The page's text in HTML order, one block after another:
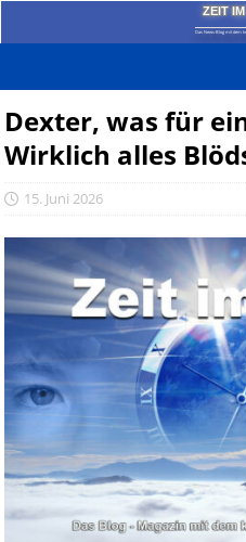
ZEIT
Das News-Blog mit dem
Dexter, was für
Wirklich alles
15. Juni 2026